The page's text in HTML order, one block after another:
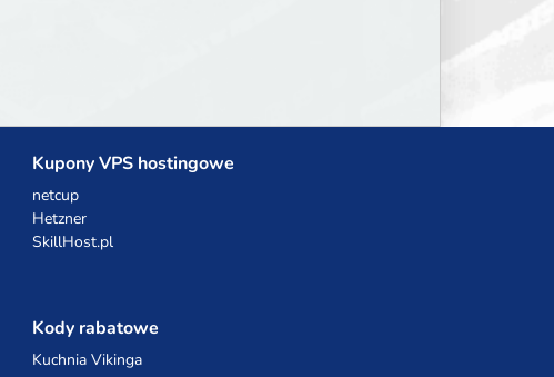
Kupony VPS hostingowe
netcup
Hetzner
SkillHost.pl
Kody rabatowe
Kuchnia Vikinga